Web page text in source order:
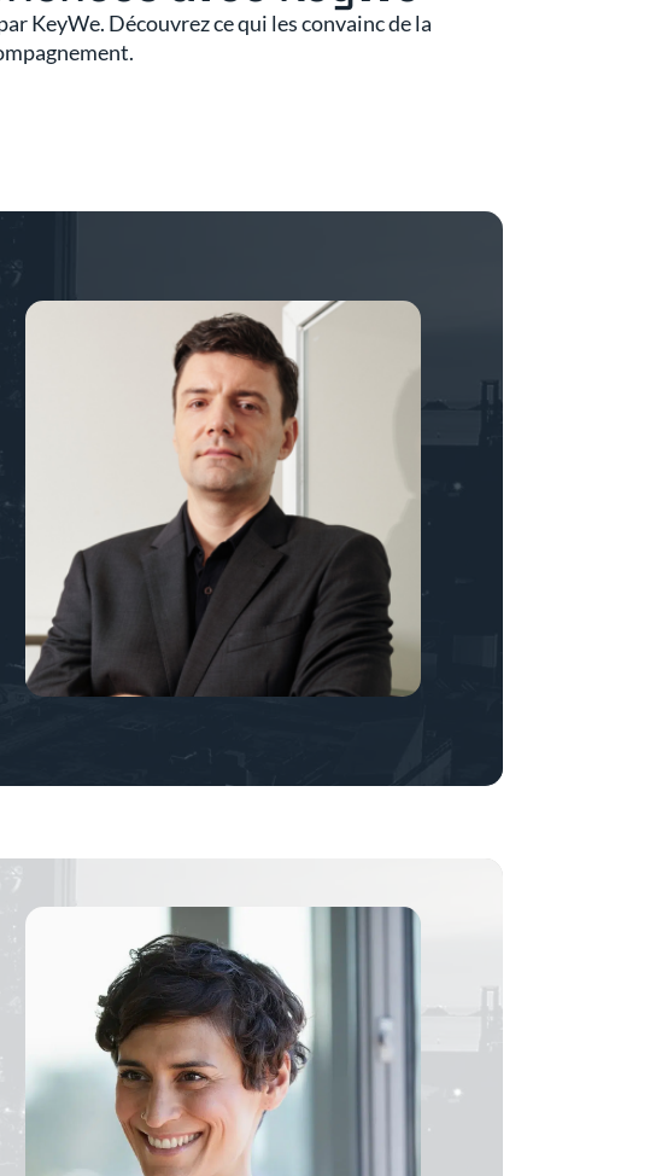
KeyWe. Découvrez ce qui les convainc de la